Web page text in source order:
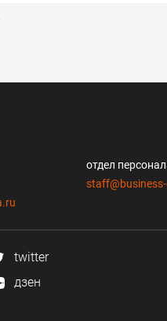
отдел
twitter
дзен